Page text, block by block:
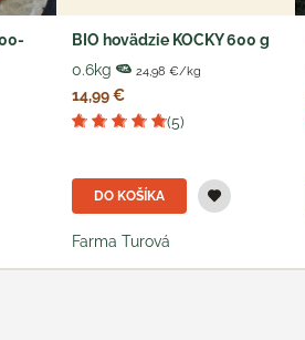
BIO hovädzie KOCKY 600 g
0.6kg
24,98 €/kg
14,99 €
(5)
DO KOŠÍKA
Farma Turová